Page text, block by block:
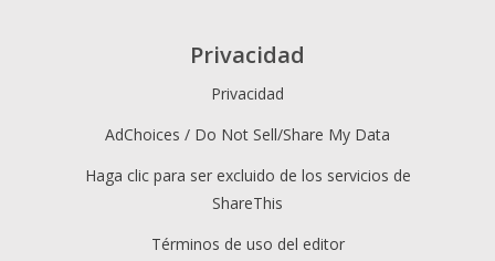
Privacidad
Privacidad
AdChoices / Do Not Sell/Share My Data
Haga clic para ser excluido de los servicios de
ShareThis
Términos de uso del editor